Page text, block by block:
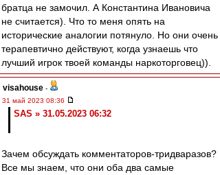
братца не замочил. А Константина Ивановича
не считается). Что то меня опять на
исторические аналогии потянуло. Но они очень
терапевтично действуют, когда узнаешь что
лучший игрок твоей команды наркоторговец)).
visahouse -
31 май 2023 08:36
SAS » 31.05.2023 06:32
Зачем обсуждать комментаторов-тридваразов?
Все мы знаем, что они оба два самые